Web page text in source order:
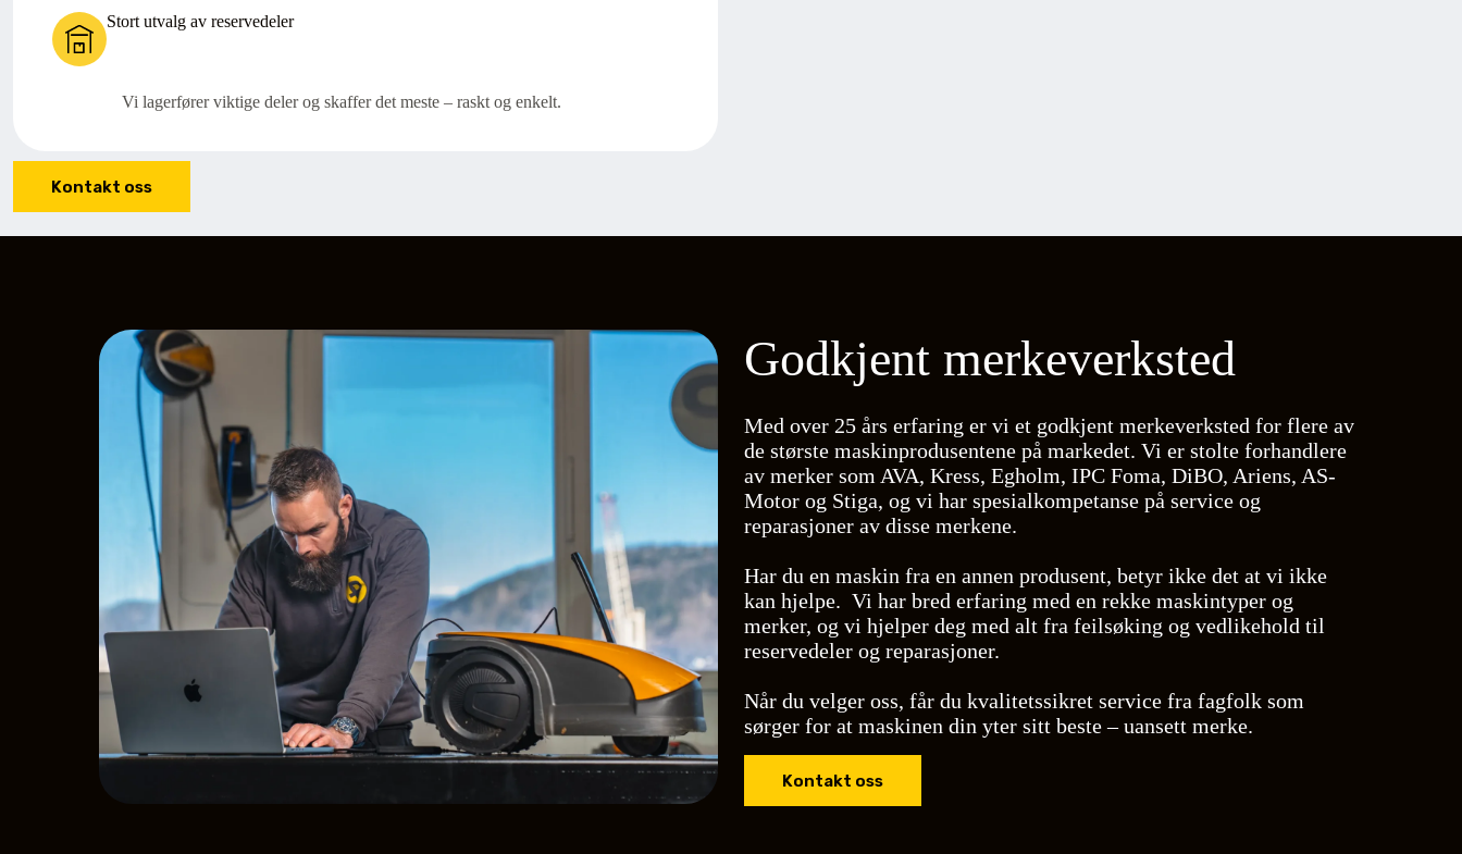
Stort utvalg av reservedeler
Vi lagerfører viktige deler og skaffer det meste – raskt og enkelt.
Kontakt oss
Godkjent merkeverksted
Med over 25 års erfaring er vi et godkjent merkeverksted for flere av
de største maskinprodusentene på markedet. Vi er stolte forhandlere
av merker som AVA, Kress, Egholm, IPC Foma, DiBO, Ariens, AS-
Motor og Stiga, og vi har spesialkompetanse på service og
reparasjoner av disse merkene.
Har du en maskin fra en annen produsent, betyr ikke det at vi ikke
kan hjelpe. Vi har bred erfaring med en rekke maskintyper og
merker, og vi hjelper deg med alt fra feilsøking og vedlikehold til
reservedeler og reparasjoner.
Når du velger oss, får du kvalitetssikret service fra fagfolk som
sørger for at maskinen din yter sitt beste – uansett merke.
Kontakt oss